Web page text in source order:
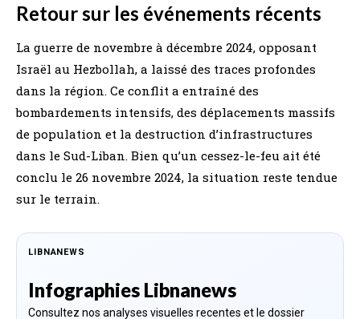
Retour sur les événements récents
La guerre de novembre à décembre 2024, opposant
Israël au Hezbollah, a laissé des traces profondes
dans la région. Ce conflit a entraîné des
bombardements intensifs, des déplacements massifs
de population et la destruction d’infrastructures
dans le Sud-Liban. Bien qu’un cessez-le-feu ait été
conclu le 26 novembre 2024, la situation reste tendue
sur le terrain.
LIBNANEWS
Infographies Libnanews
Consultez nos analyses visuelles recentes et le dossier